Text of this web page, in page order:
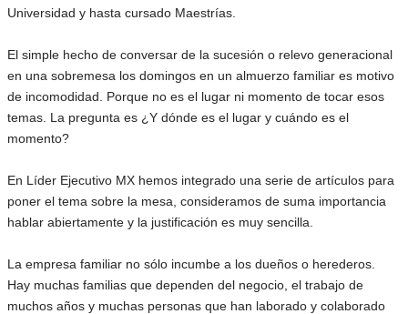
Universidad y hasta cursado Maestrías.
El simple hecho de conversar de la sucesión o relevo generacional
en una sobremesa los domingos en un almuerzo familiar es motivo
de incomodidad. Porque no es el lugar ni momento de tocar esos
temas. La pregunta es ¿Y dónde es el lugar y cuándo es el
momento?
En Líder Ejecutivo MX hemos integrado una serie de artículos para
poner el tema sobre la mesa, consideramos de suma importancia
hablar abiertamente y la justificación es muy sencilla.
La empresa familiar no sólo incumbe a los dueños o herederos.
Hay muchas familias que dependen del negocio, el trabajo de
muchos años y muchas personas que han laborado y colaborado